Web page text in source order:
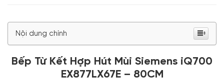
Nội dung chính
Bếp Từ Kết Hợp Hút Mùi Siemens iQ700
EX877LX67E – 80CM